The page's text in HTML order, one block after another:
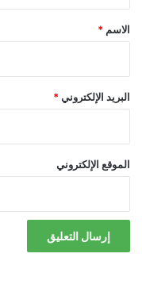
*
الاسم *
البريد الإلكتروني *
الموقع الإلكتروني